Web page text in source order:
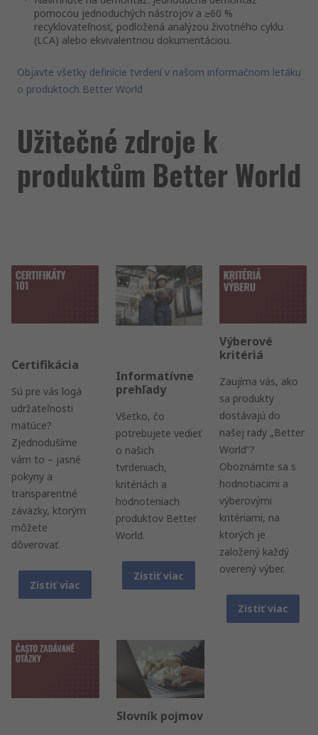
pomocou jednoduchých nástrojov a ≥60 %
recyklovateľnosť, podložená analýzou životného cyklu
(LCA) alebo ekvivalentnou dokumentáciou.
Objavte všetky definície tvrdení v našom informačnom letáku
o produktoch Better World
Užitečné zdroje k
produktům Better World
Certifikácia
Sú pre vás logá
udržateľnosti
mätúce?
Zjednodušíme
vám to – jasné
pokyny a
transparentné
záväzky, ktorým
môžete
dôverovať.
Zistiť viac
Informatívne
prehľady
Všetko, čo
potrebujete vedieť
o našich
tvrdeniach,
kritériách a
hodnoteniach
produktov Better
World.
Zistiť viac
Výberové
kritériá
Zaujíma vás, ako
sa produkty
dostávajú do
našej rady „Better
World“?
Oboznámte sa s
hodnotiacimi a
výberovými
kritériami, na
ktorých je
založený každý
overený výber.
Zistiť viac
Slovník pojmov